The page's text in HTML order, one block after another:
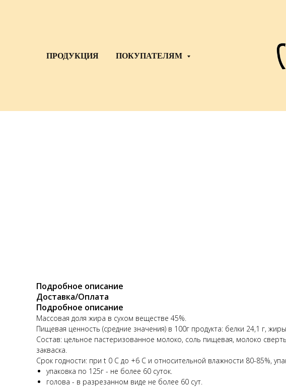
ПРОДУКЦИЯ ПОКУПАТЕЛЯМ
Подробное описание
Доставка/Оплата
Подробное описание
Массовая доля жира в сухом веществе 45%.
Пищевая ценность (средние значения) в 100г продукта: белки 24,1 г,
Состав: цельное пастеризованное молоко, соль пищевая, молоко
закваска.
Срок годности: при t 0 С до +6 С и относительной влажности 80-85%,
упаковка по 125г - не более 60 суток.
голова - в разрезанном виде не более 60 сут.